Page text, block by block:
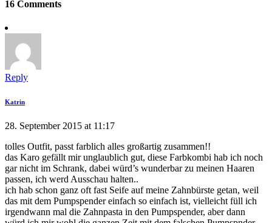
16 Comments
Reply
Katrin
28. September 2015 at 11:17
tolles Outfit, passt farblich alles großartig zusammen!!
das Karo gefällt mir unglaublich gut, diese Farbkombi hab ich noch
gar nicht im Schrank, dabei würd’s wunderbar zu meinen Haaren
passen, ich werd Ausschau halten..
ich hab schon ganz oft fast Seife auf meine Zahnbürste getan, weil
das mit dem Pumpspender einfach so einfach ist, vielleicht füll ich
irgendwann mal die Zahnpasta in den Pumpspender, aber dann